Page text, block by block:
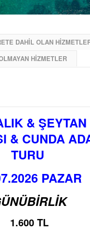
DAHİL OLAN
HİZMETLER
& ŞEYTAN
& CUNDA
TURU
PAZAR
1.600 TL